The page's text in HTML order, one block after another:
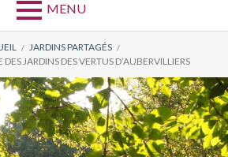
MENU
JARDINS PARTAGÉS
DES JARDINS DES VERTUS D’AUBERVILLIERS